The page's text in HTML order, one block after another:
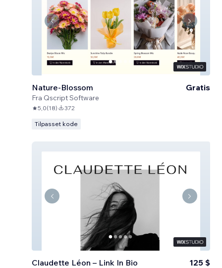
Nature-Blossom
Fra Qscript Software
Gratis
5,0(18) 372
Tilpasset kode
Claudette Léon – Link In Bio 125 $